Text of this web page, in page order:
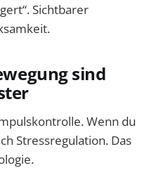
Sichtbarer
sind
Wenn du
Stressregulation. Das